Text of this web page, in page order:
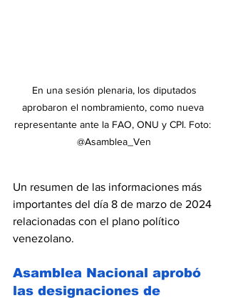
aprobaron el nombramiento, como nueva
representante ante la FAO, ONU y CPI. Foto:
@Asamblea_Ven
Un resumen de las informaciones más
importantes del día 8 de marzo de 2024
relacionadas con el plano político
venezolano.
Asamblea Nacional aprobó
las designaciones de